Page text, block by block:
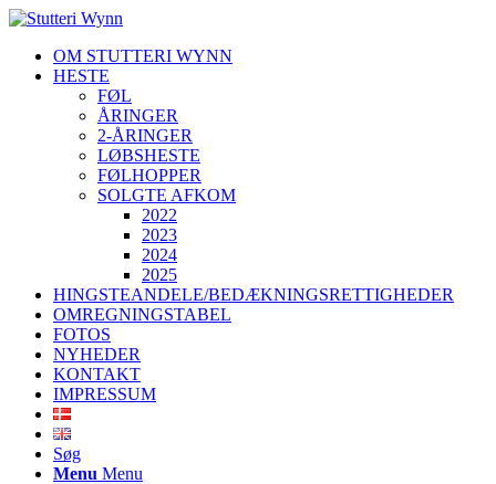
OM STUTTERI WYNN
HESTE
FØL
ÅRINGER
2-ÅRINGER
LØBSHESTE
FØLHOPPER
SOLGTE AFKOM
2022
2023
2024
2025
HINGSTEANDELE/BEDÆKNINGSRETTIGHEDER
OMREGNINGSTABEL
FOTOS
NYHEDER
KONTAKT
IMPRESSUM
Søg
Menu Menu